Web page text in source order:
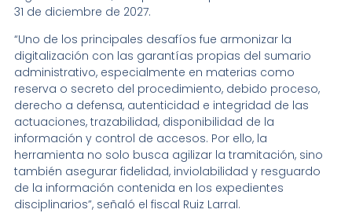
31 de diciembre de 2027.
“Uno de los principales desafíos fue armonizar la
digitalización con las garantías propias del sumario
administrativo, especialmente en materias como
reserva o secreto del procedimiento, debido proceso,
derecho a defensa, autenticidad e integridad de las
actuaciones, trazabilidad, disponibilidad de la
información y control de accesos. Por ello, la
herramienta no solo busca agilizar la tramitación, sino
también asegurar fidelidad, inviolabilidad y resguardo
de la información contenida en los expedientes
disciplinarios”, señaló el fiscal Ruiz Larral.